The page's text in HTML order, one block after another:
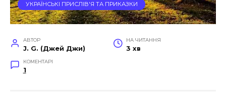
УКРАЇНСЬКІ ПРИСЛІВ'Я ТА ПРИКАЗКИ
АВТОР
J. G. (Джей Джи)
НА ЧИТАННЯ
3 хв
КОМЕНТАРІ
1